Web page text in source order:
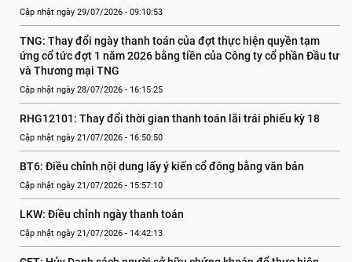
Cập nhật ngày 29/07/2026 - 09:10:53
TNG: Thay đổi ngày thanh toán của đợt thực hiện quyền tạm
ứng cổ tức đợt 1 năm 2026 bằng tiền của Công ty cổ phần Đầu tư
và Thương mại TNG
Cập nhật ngày 28/07/2026 - 16:15:25
RHG12101: Thay đổi thời gian thanh toán lãi trái phiếu kỳ 18
Cập nhật ngày 21/07/2026 - 16:50:50
BT6: Điều chỉnh nội dung lấy ý kiến cổ đông bằng văn bản
Cập nhật ngày 21/07/2026 - 15:57:10
LKW: Điều chỉnh ngày thanh toán
Cập nhật ngày 21/07/2026 - 14:42:13